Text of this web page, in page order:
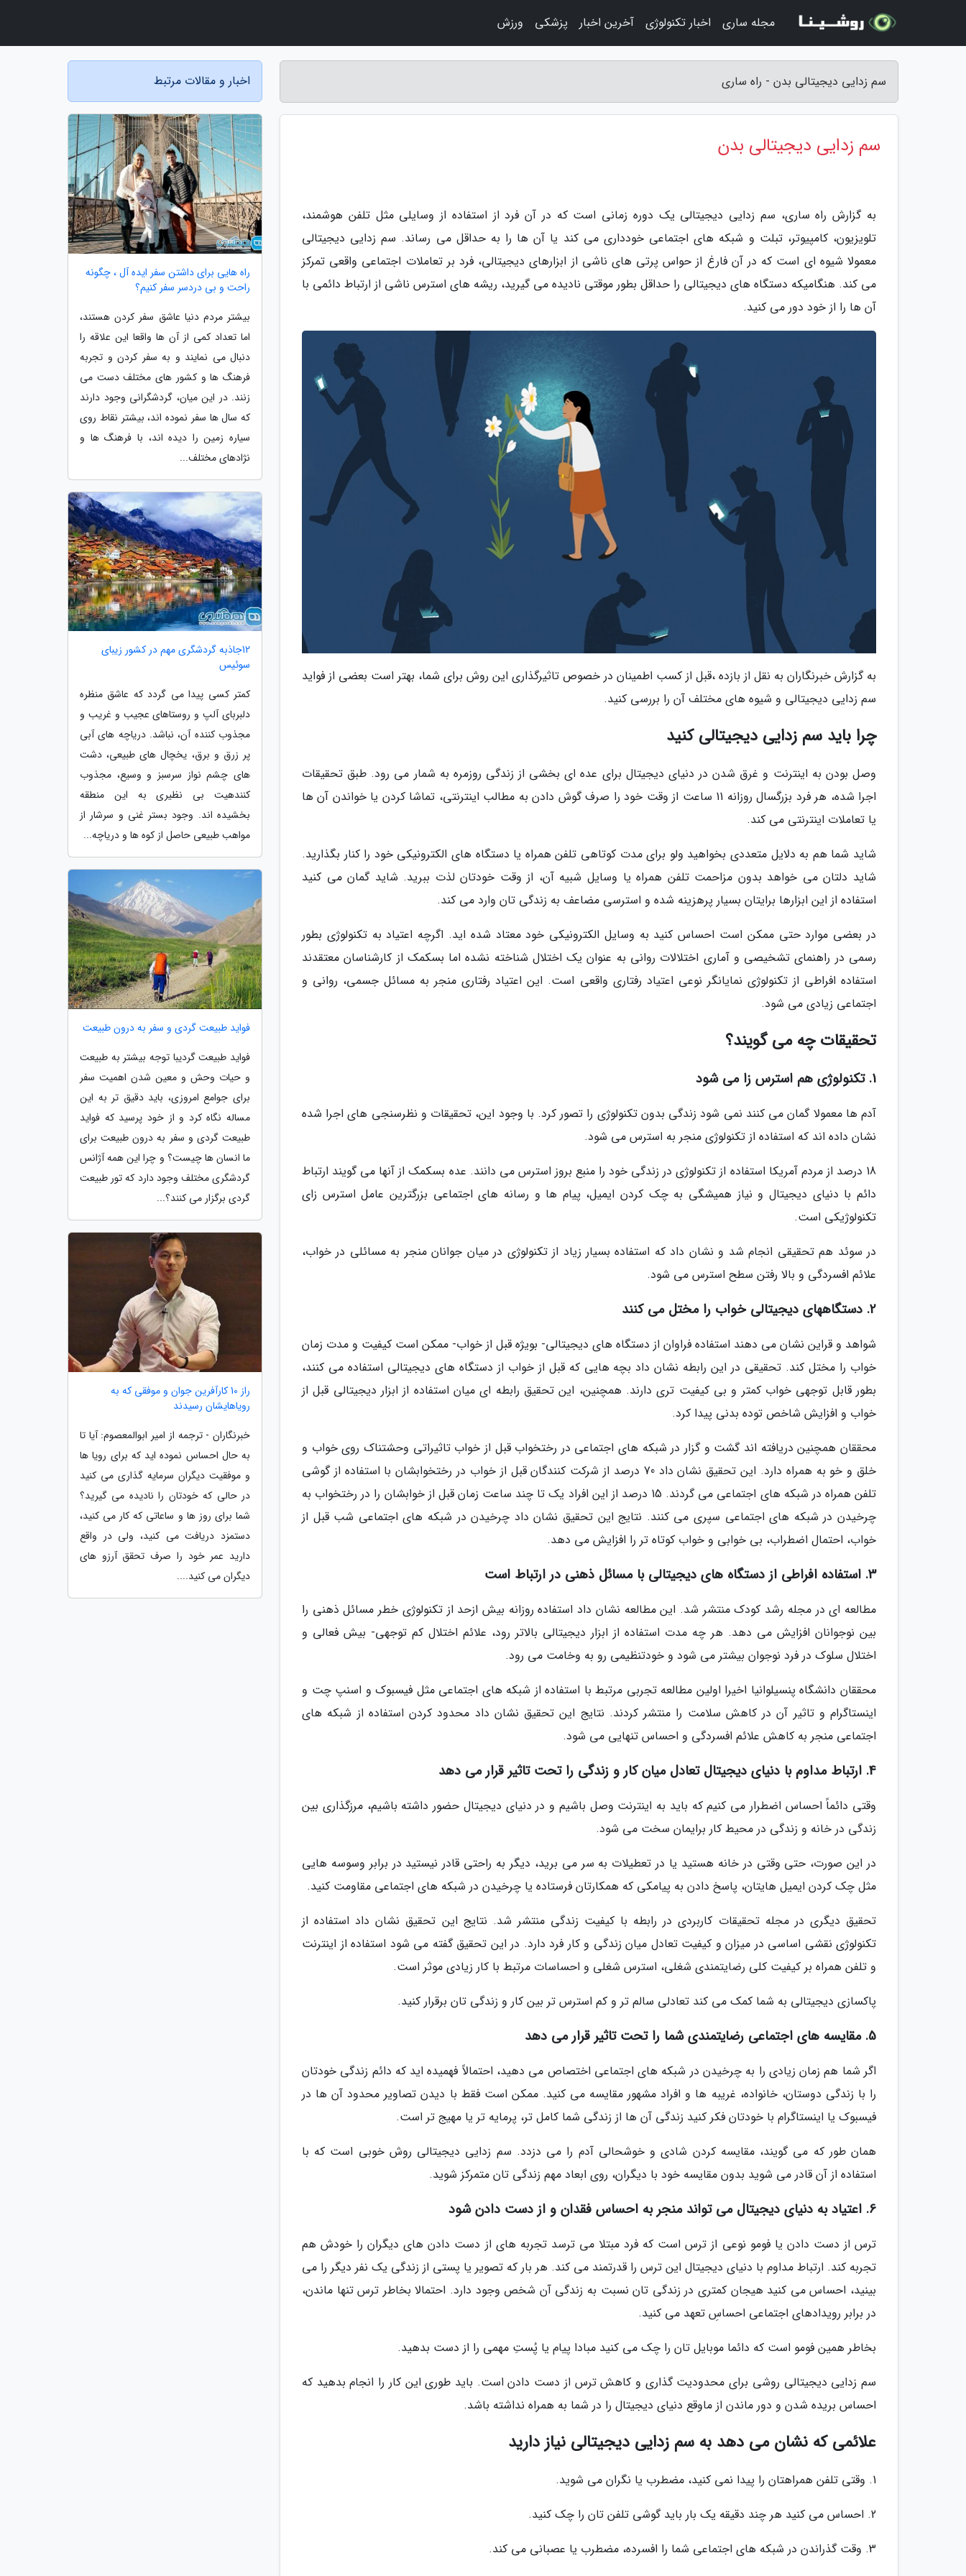
سم زدایی دیجیتالی بدن - راه ساری
سم زدایی دیجیتالی بدن
به گزارش راه ساری، سم زدایی دیجیتالی یک دوره زمانی است که در آن فرد از استفاده از وسایلی مثل تلفن هوشمند،
تلویزیون، کامپیوتر، تبلت و شبکه های اجتماعی خودداری می کند یا آن ها را به حداقل می رساند. سم زدایی دیجیتالی
معمولا شیوه ای است که در آن فارغ از حواس پرتی های ناشی از ابزارهای دیجیتالی، فرد بر تعاملات اجتماعی واقعی تمرکز
می کند. هنگامیکه دستگاه های دیجیتالی را حداقل بطور موقتی نادیده می گیرید، ریشه های استرس ناشی از ارتباط دائمی با
آن ها را از خود دور می کنید.
به گزارش خبرنگاران به نقل از بازده ،قبل از کسب اطمینان در خصوص تاثیرگذاری این روش برای شما، بهتر است بعضی از فواید
سم زدایی دیجیتالی و شیوه های مختلف آن را بررسی کنید.
چرا باید سم زدایی دیجیتالی کنید
وصل بودن به اینترنت و غرق شدن در دنیای دیجیتال برای عده ای بخشی از زندگی روزمره به شمار می رود. طبق تحقیقات
اجرا شده، هر فرد بزرگسال روزانه 11 ساعت از وقت خود را صرف گوش دادن به مطالب اینترنتی، تماشا کردن یا خواندن آن ها
یا تعاملات اینترنتی می کند.
شاید شما هم به دلایل متعددی بخواهید ولو برای مدت کوتاهی تلفن همراه یا دستگاه های الکترونیکی خود را کنار بگذارید.
شاید دلتان می خواهد بدون مزاحمت تلفن همراه یا وسایل شبیه آن، از وقت خودتان لذت ببرید. شاید گمان می کنید
استفاده از این ابزارها برایتان بسیار پرهزینه شده و استرسی مضاعف به زندگی تان وارد می کند.
در بعضی موارد حتی ممکن است احساس کنید به وسایل الکترونیکی خود معتاد شده اید. اگرچه اعتیاد به تکنولوژی بطور
رسمی در راهنمای تشخیصی و آماری اختلالات روانی به عنوان یک اختلال شناخته نشده اما بسکمک از کارشناسان معتقدند
استفاده افراطی از تکنولوژی نمایانگر نوعی اعتیاد رفتاری واقعی است. این اعتیاد رفتاری منجر به مسائل جسمی، روانی و
اجتماعی زیادی می شود.
تحقیقات چه می گویند؟
1. تکنولوژی هم استرس زا می شود
آدم ها معمولا گمان می کنند نمی شود زندگی بدون تکنولوژی را تصور کرد. با وجود این، تحقیقات و نظرسنجی های اجرا شده
نشان داده اند که استفاده از تکنولوژی منجر به استرس می شود.
18 درصد از مردم آمریکا استفاده از تکنولوژی در زندگی خود را منبع بروز استرس می دانند. عده بسکمک از آنها می گویند ارتباط
دائم با دنیای دیجیتال و نیاز همیشگی به چک کردن ایمیل، پیام ها و رسانه های اجتماعی بزرگترین عامل استرس زای
تکنولوژیکی است.
در سوئد هم تحقیقی انجام شد و نشان داد که استفاده بسیار زیاد از تکنولوژی در میان جوانان منجر به مسائلی در خواب،
علائم افسردگی و بالا رفتن سطح استرس می شود.
2. دستگاههای دیجیتالی خواب را مختل می کنند
شواهد و قراین نشان می دهند استفاده فراوان از دستگاه های دیجیتالی- بویژه قبل از خواب- ممکن است کیفیت و مدت زمان
خواب را مختل کند. تحقیقی در این رابطه نشان داد بچه هایی که قبل از خواب از دستگاه های دیجیتالی استفاده می کنند،
بطور قابل توجهی خواب کمتر و بی کیفیت تری دارند. همچنین، این تحقیق رابطه ای میان استفاده از ابزار دیجیتالی قبل از
خواب و افزایش شاخص توده بدنی پیدا کرد.
محققان همچنین دریافته اند گشت و گزار در شبکه های اجتماعی در رختخواب قبل از خواب تاثیراتی وحشتناک روی خواب و
خلق و خو به همراه دارد. این تحقیق نشان داد 70 درصد از شرکت کنندگان قبل از خواب در رختخوابشان با استفاده از گوشی
تلفن همراه در شبکه های اجتماعی می گردند. 15 درصد از این افراد یک تا چند ساعت زمان قبل از خوابشان را در رختخواب به
چرخیدن در شبکه های اجتماعی سپری می کنند. نتایج این تحقیق نشان داد چرخیدن در شبکه های اجتماعی شب قبل از
خواب، احتمال اضطراب، بی خوابی و خواب کوتاه تر را افزایش می دهد.
3. استفاده افراطی از دستگاه های دیجیتالی با مسائل ذهنی در ارتباط است
مطالعه ای در مجله رشد کودک منتشر شد. این مطالعه نشان داد استفاده روزانه بیش ازحد از تکنولوژی خطر مسائل ذهنی را
بین نوجوانان افزایش می دهد. هر چه مدت استفاده از ابزار دیجیتالی بالاتر رود، علائم اختلال کم توجهی- بیش فعالی و
اختلال سلوک در فرد نوجوان بیشتر می شود و خودتنظیمی رو به وخامت می رود.
محققان دانشگاه پنسیلوانیا اخیرا اولین مطالعه تجربی مرتبط با استفاده از شبکه های اجتماعی مثل فیسبوک و اسنپ چت و
اینستاگرام و تاثیر آن در کاهش سلامت را منتشر کردند. نتایج این تحقیق نشان داد محدود کردن استفاده از شبکه های
اجتماعی منجر به کاهش علائم افسردگی و احساس تنهایی می شود.
4. ارتباط مداوم با دنیای دیجیتال تعادل میان کار و زندگی را تحت تاثیر قرار می دهد
وقتی دائماً احساس اضطرار می کنیم که باید به اینترنت وصل باشیم و در دنیای دیجیتال حضور داشته باشیم، مرزگذاری بین
زندگی در خانه و زندگی در محیط کار برایمان سخت می شود.
در این صورت، حتی وقتی در خانه هستید یا در تعطیلات به سر می برید، دیگر به راحتی قادر نیستید در برابر وسوسه هایی
مثل چک کردن ایمیل هایتان، پاسخ دادن به پیامکی که همکارتان فرستاده یا چرخیدن در شبکه های اجتماعی مقاومت کنید.
تحقیق دیگری در مجله تحقیقات کاربردی در رابطه با کیفیت زندگی منتشر شد. نتایج این تحقیق نشان داد استفاده از
تکنولوژی نقشی اساسی در میزان و کیفیت تعادل میان زندگی و کار فرد دارد. در این تحقیق گفته می شود استفاده از اینترنت
و تلفن همراه بر کیفیت کلی رضایتمندی شغلی، استرس شغلی و احساسات مرتبط با کار زیادی موثر است.
پاکسازی دیجیتالی به شما کمک می کند تعادلی سالم تر و کم استرس تر بین کار و زندگی تان برقرار کنید.
5. مقایسه های اجتماعی رضایتمندی شما را تحت تاثیر قرار می دهد
اگر شما هم زمان زیادی را به چرخیدن در شبکه های اجتماعی اختصاص می دهید، احتمالاً فهمیده اید که دائم زندگی خودتان
را با زندگی دوستان، خانواده، غریبه ها و افراد مشهور مقایسه می کنید. ممکن است فقط با دیدن تصاویر محدود آن ها در
فیسبوک یا اینستاگرام با خودتان فکر کنید زندگی آن ها از زندگی شما کامل تر، پرمایه تر یا مهیج تر است.
همان طور که می گویند، مقایسه کردن شادی و خوشحالی آدم را می دزدد. سم زدایی دیجیتالی روش خوبی است که با
استفاده از آن قادر می شوید بدون مقایسه خود با دیگران، روی ابعاد مهم زندگی تان متمرکز شوید.
6. اعتیاد به دنیای دیجیتال می تواند منجر به احساس فقدان و از دست دادن شود
ترس از دست دادن یا فومو نوعی از ترس است که فرد مبتلا می ترسد تجربه های از دست دادن های دیگران را خودش هم
تجربه کند. ارتباط مداوم با دنیای دیجیتال این ترس را قدرتمند می کند. هر بار که تصویر یا پستی از زندگی یک نفر دیگر را می
بینید، احساس می کنید هیجان کمتری در زندگی تان نسبت به زندگی آن شخص وجود دارد. احتمالا بخاطر ترس تنها ماندن،
در برابر رویدادهای اجتماعی احساسِ تعهد می کنید.
بخاطر همین فومو است که دائما موبایل تان را چک می کنید مبادا پیام یا پُستِ مهمی را از دست بدهید.
سم زدایی دیجیتالی روشی برای محدودیت گذاری و کاهش ترس از دست دادن است. باید طوری این کار را انجام بدهید که
احساس بریده شدن و دور ماندن از ماوقع دنیای دیجیتال را در شما به همراه نداشته باشد.
علائمی که نشان می دهد به سم زدایی دیجیتالی نیاز دارید
1. وقتی تلفن همراهتان را پیدا نمی کنید، مضطرب یا نگران می شوید.
2. احساس می کنید هر چند دقیقه یک بار باید گوشی تلفن تان را چک کنید.
3. وقت گذراندن در شبکه های اجتماعی شما را افسرده، مضطرب یا عصبانی می کند.
اخبار و مقالات مرتبط
راه هایی برای داشتن سفر ایده آل ، چگونه
راحت و بی دردسر سفر کنیم؟
بیشتر مردم دنیا عاشق سفر کردن هستند،
اما تعداد کمی از آن ها واقعا این علاقه را
دنبال می نمایند و به سفر کردن و تجربه
فرهنگ ها و کشور های مختلف دست می
زنند. در این میان، گردشگرانی وجود دارند
که سال ها سفر نموده اند، بیشتر نقاط روی
سیاره زمین را دیده اند، با فرهنگ ها و
نژادهای مختلف...
12جاذبه گردشگری مهم در کشور زیبای
سوئیس
کمتر کسی پیدا می گردد که عاشق منظره
دلبربای آلپ و روستاهای عجیب و غریب و
مجذوب کننده آن، نباشد. دریاچه های آبی
پر زرق و برق، یخچال های طبیعی، دشت
های چشم نواز سرسبز و وسیع، مجذوب
کنندهیت بی نظیری به این منطقه
بخشیده اند. وجود بستر غنی و سرشار از
مواهب طبیعی حاصل از کوه ها و دریاچه...
فواید طبیعت گردی و سفر به درون طبیعت
فواید طبیعت گردیبا توجه بیشتر به طبیعت
و حیات وحش و معین شدن اهمیت سفر
برای جوامع امروزی، باید دقیق تر به این
مساله نگاه کرد و از خود پرسید که فواید
طبیعت گردی و سفر به درون طبیعت برای
ما انسان ها چیست؟ و چرا این همه آژانس
گردشگری مختلف وجود دارد که تور طبیعت
گردی برگزار می کنند؟...
راز 10 کارآفرین جوان و موفقی که به
رویاهایشان رسیدند
خبرنگاران - ترجمه از امیر ابوالمعصوم: آیا تا
به حال احساس نموده اید که برای رویا ها
و موفقیت دیگران سرمایه گذاری می کنید
در حالی که خودتان را نادیده می گیرید؟
شما برای روز ها و ساعاتی که کار می کنید،
دستمزد دریافت می کنید، ولی در واقع
دارید عمر خود را صرف تحقق آرزو های
دیگران می کنید....
مجله ساری اخبار تکنولوژی آخرین اخبار پزشکی ورزش